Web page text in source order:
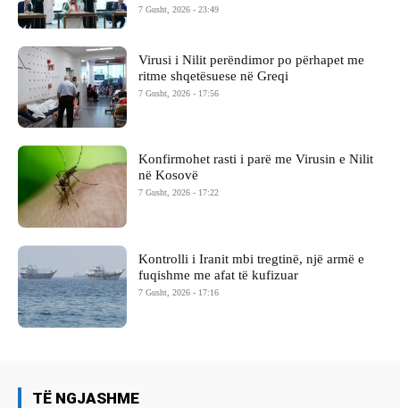
7 Gusht, 2026 - 23:49
Virusi i Nilit perëndimor po përhapet me
ritme shqetësuese në Greqi
7 Gusht, 2026 - 17:56
Konfirmohet rasti i parë me Virusin e Nilit
në Kosovë
7 Gusht, 2026 - 17:22
Kontrolli i Iranit mbi tregtinë, një armë e
fuqishme me afat të kufizuar
7 Gusht, 2026 - 17:16
TË NGJASHME